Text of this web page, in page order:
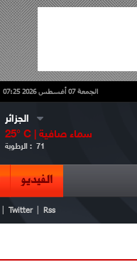
الجمعة 07 أغسطس 2026 07:25
الجزائر
25° C | سماء صافية
الرطوبة : 71
الفيديو
Twitter Rss